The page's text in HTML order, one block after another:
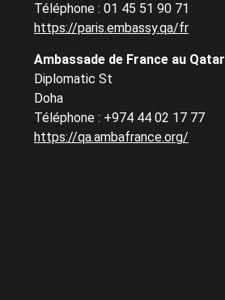
Téléphone : 01 45 51 90 71
https://paris.embassy.qa/fr
Ambassade de France au Qatar
Diplomatic St
Doha
Téléphone : +974 44 02 17 77
https://qa.ambafrance.org/